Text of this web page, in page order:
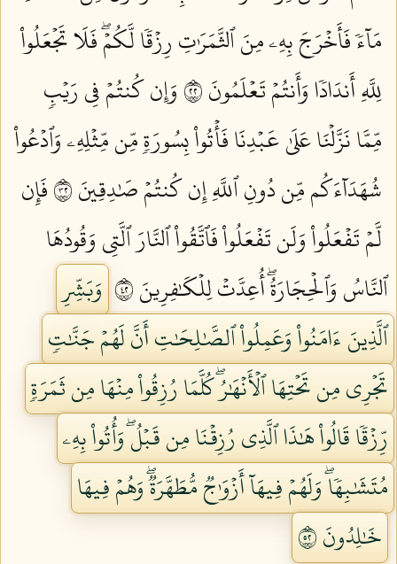
مَآءٗ فَأَخۡرَجَ بِهِۦ مِنَ ٱلثَّمَرَٰتِ رِزۡقٗا لَّكُمۡۖ فَلَا تَجۡعَلُواْ
لِلَّهِ أَندَادٗا وَأَنتُمۡ تَعۡلَمُونَ ٢٢
وَإِن كُنتُمۡ فِي رَيۡبٖ
مِّمَّا نَزَّلۡنَا عَلَىٰ عَبۡدِنَا فَأۡتُواْ بِسُورَةٖ مِّن مِّثۡلِهِۦ وَٱدۡعُواْ
شُهَدَآءَكُم مِّن دُونِ ٱللَّهِ إِن كُنتُمۡ صَٰدِقِينَ ٢٣
فَإِن
لَّمۡ تَفۡعَلُواْ وَلَن تَفۡعَلُواْ فَٱتَّقُواْ ٱلنَّارَ ٱلَّتِي وَقُودُهَا
ٱلنَّاسُ وَٱلۡحِجَارَةُۖ أُعِدَّتۡ لِلۡكَٰفِرِينَ ٢٤
وَبَشِّرِ
ٱلَّذِينَ ءَامَنُواْ وَعَمِلُواْ ٱلصَّٰلِحَٰتِ أَنَّ لَهُمۡ جَنَّٰتٖ
تَجۡرِي مِن تَحۡتِهَا ٱلۡأَنۡهَٰرُۖ كُلَّمَا رُزِقُواْ مِنۡهَا مِن ثَمَرَةٖ
رِّزۡقٗا قَالُواْ هَٰذَا ٱلَّذِي رُزِقۡنَا مِن قَبۡلُۖ وَأُتُواْ بِهِۦ
مُتَشَٰبِهٗاۖ وَلَهُمۡ فِيهَآ أَزۡوَٰجٞ مُّطَهَّرَةٞۖ وَهُمۡ فِيهَا
خَٰلِدُونَ ٢٥